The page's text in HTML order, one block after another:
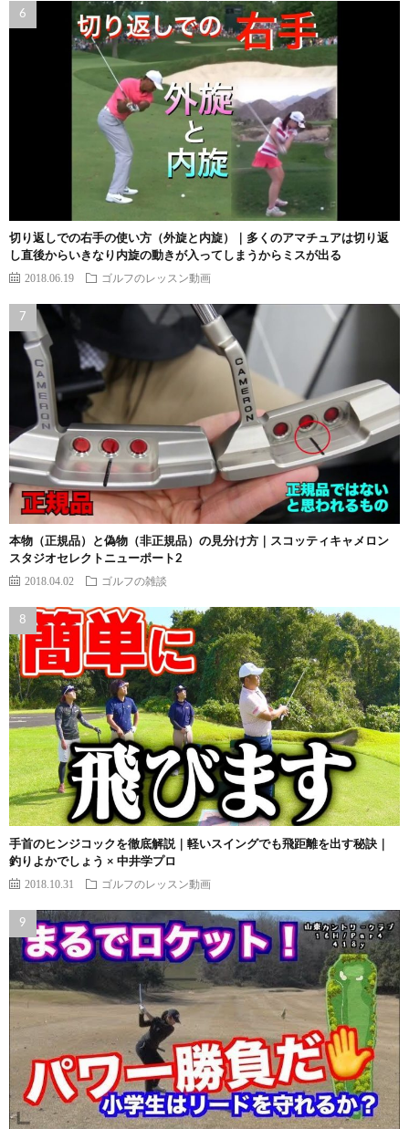
切り返しでの右手の使い方（外旋と内旋）｜多くのアマチュアは切り返
し直後からいきなり内旋の動きが入ってしまうからミスが出る
2018.06.19 ゴルフのレッスン動画
本物（正規品）と偽物（非正規品）の見分け方｜スコッティキャメロン
スタジオセレクトニューポート2
2018.04.02 ゴルフの雑談
手首のヒンジコックを徹底解説｜軽いスイングでも飛距離を出す秘訣｜
釣りよかでしょう × 中井学プロ
2018.10.31 ゴルフのレッスン動画